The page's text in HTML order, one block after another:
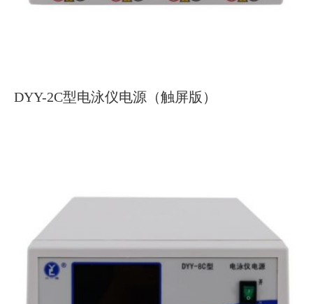
DYY-2C型电泳仪电源（触屏版）